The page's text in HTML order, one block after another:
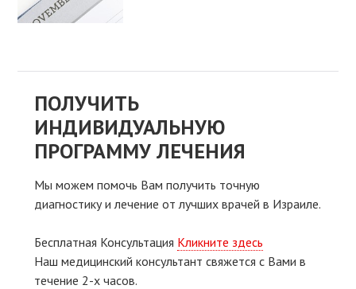
ПОЛУЧИТЬ
ИНДИВИДУАЛЬНУЮ
ПРОГРАММУ ЛЕЧЕНИЯ
Мы можем помочь Вам получить точную
диагностику и лечение от лучших врачей в Израиле.
Бесплатная Консультация Кликните здесь
Наш медицинский консультант свяжeтся с Вами в
течение 2-х часов.